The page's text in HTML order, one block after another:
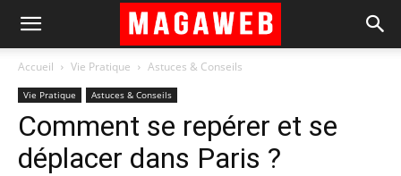
Accueil Vie Pratique Astuces & Conseils
Vie Pratique Astuces & Conseils
Comment se repérer et se
déplacer dans Paris ?